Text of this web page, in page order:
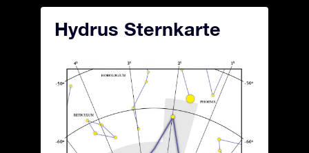
Hydrus Sternkarte